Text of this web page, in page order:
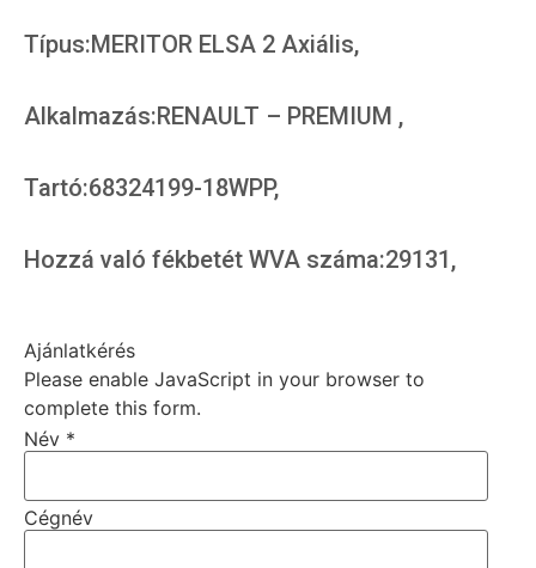
Típus:MERITOR ELSA 2 Axiális,
Alkalmazás:RENAULT – PREMIUM ,
Tartó:68324199-18WPP,
Hozzá való fékbetét WVA száma:29131,
Ajánlatkérés
Please enable JavaScript in your browser to
complete this form.
Név *
Cégnév